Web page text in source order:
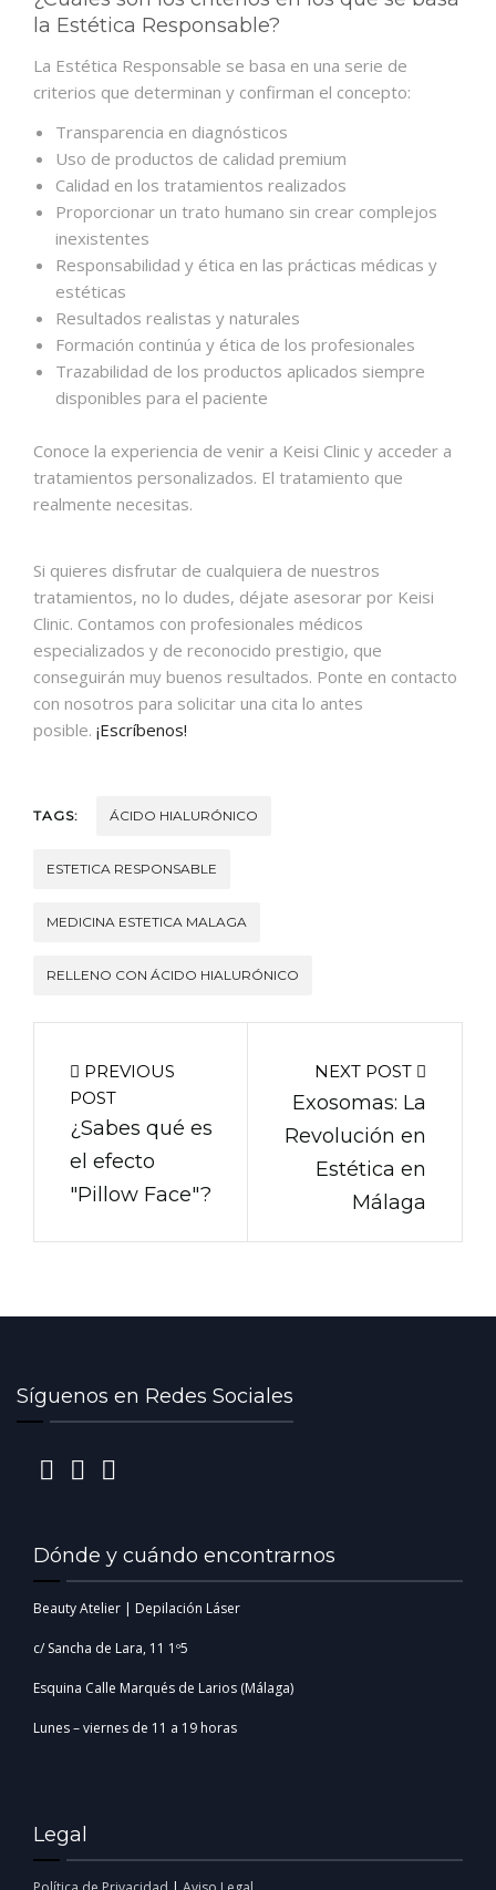
la Estética Responsable?
La Estética Responsable se basa en una serie de
criterios que determinan y confirman el concepto:
Transparencia en diagnósticos
Uso de productos de calidad premium
Calidad en los tratamientos realizados
Proporcionar un trato humano sin crear complejos
inexistentes
Responsabilidad y ética en las prácticas médicas y
estéticas
Resultados realistas y naturales
Formación continúa y ética de los profesionales
Trazabilidad de los productos aplicados siempre
disponibles para el paciente
Conoce la experiencia de venir a Keisi Clinic y acceder a
tratamientos personalizados. El tratamiento que
realmente necesitas.
Si quieres disfrutar de cualquiera de nuestros
tratamientos, no lo dudes, déjate asesorar por Keisi
Clinic. Contamos con profesionales médicos
especializados y de reconocido prestigio, que
conseguirán muy buenos resultados. Ponte en contacto
con nosotros para solicitar una cita lo antes
posible. ¡Escríbenos!
TAGS: ÁCIDO HIALURÓNICO
ESTETICA RESPONSABLE
MEDICINA ESTETICA MALAGA
RELLENO CON ÁCIDO HIALURÓNICO
PREVIOUS
POST
¿Sabes qué es
el efecto
"Pillow Face"?
NEXT POST
Exosomas: La
Revolución en
Estética en
Málaga
Síguenos en Redes Sociales
Dónde y cuándo encontrarnos
Beauty Atelier | Depilación Láser
c/ Sancha de Lara, 11 1º5
Esquina Calle Marqués de Larios (Málaga)
Lunes – viernes de 11 a 19 horas
Legal